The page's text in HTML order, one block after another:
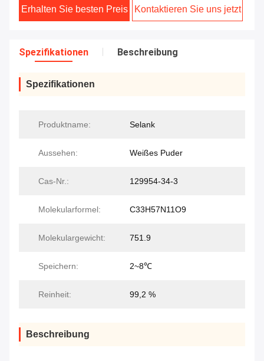
Erhalten Sie besten Preis Kontaktieren Sie uns jetzt
Spezifikationen Beschreibung
Spezifikationen
Produktname: Selank
Aussehen: Weißes Puder
Cas-Nr.: 129954-34-3
Molekularformel: C33H57N11O9
Molekulargewicht: 751.9
Speichern: 2~8℃
Reinheit: 99,2 %
Beschreibung